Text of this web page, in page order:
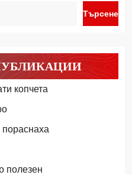
Търсене
копчета
пораснаха
полезен